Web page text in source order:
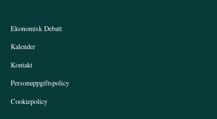
Ekonomisk Debatt
Kalender
Kontakt
Personuppgiftspolicy
Cookiepolicy